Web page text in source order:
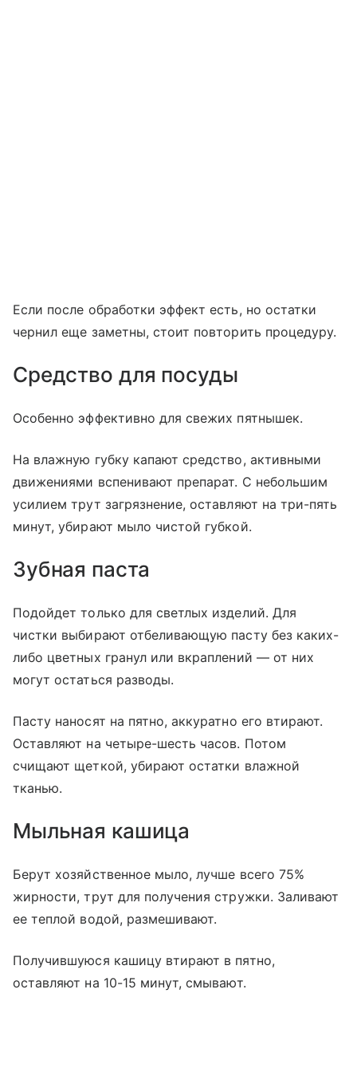
Если после обработки эффект есть, но остатки
чернил еще заметны, стоит повторить процедуру.
Средство для посуды
Особенно эффективно для свежих пятнышек.
На влажную губку капают средство, активными
движениями вспенивают препарат. С небольшим
усилием трут загрязнение, оставляют на три-пять
минут, убирают мыло чистой губкой.
Зубная паста
Подойдет только для светлых изделий. Для
чистки выбирают отбеливающую пасту без каких-
либо цветных гранул или вкраплений — от них
могут остаться разводы.
Пасту наносят на пятно, аккуратно его втирают.
Оставляют на четыре-шесть часов. Потом
счищают щеткой, убирают остатки влажной
тканью.
Мыльная кашица
Берут хозяйственное мыло, лучше всего 75%
жирности, трут для получения стружки. Заливают
ее теплой водой, размешивают.
Получившуюся кашицу втирают в пятно,
оставляют на 10-15 минут, смывают.